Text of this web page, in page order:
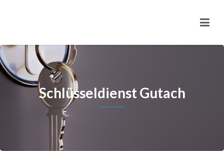
Schlüsseldienst Gutach